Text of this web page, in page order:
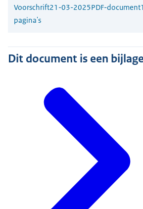
Voorschrift21-03-2025PDF-document
pagina's
Dit document is een